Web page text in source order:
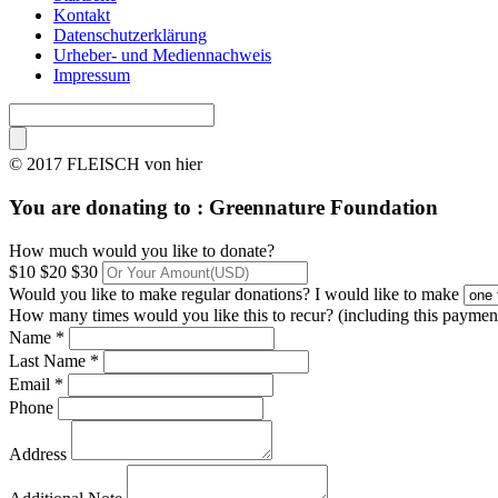
Kontakt
Datenschutzerklärung
Urheber- und Mediennachweis
Impressum
© 2017 FLEISCH von hier
You are donating to : Greennature Foundation
How much would you like to donate?
$10 $20 $30
Would you like to make regular donations? I would like to make
How many times would you like this to recur? (including this
Name *
Last Name *
Email *
Phone
Address